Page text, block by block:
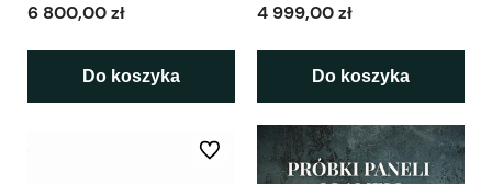
6 800,00 zł
Do koszyka
4 999,00 zł
Do koszyka
Do ulubionych